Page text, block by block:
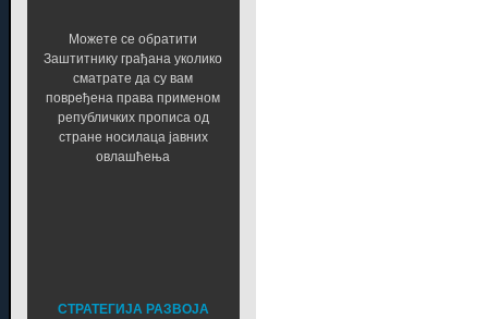
Можете се обратити
Заштитнику грађана уколико
сматрате да су вам
повређена права применом
републичких прописа од
стране носилаца јавних
овлашћења
СТРАТЕГИЈА РАЗВОЈА